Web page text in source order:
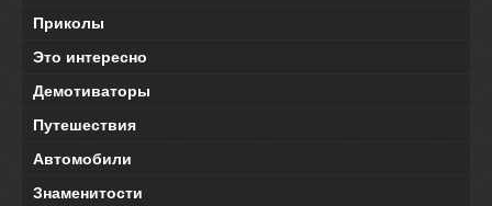
Приколы
Это интересно
Демотиваторы
Путешествия
Автомобили
Знаменитости